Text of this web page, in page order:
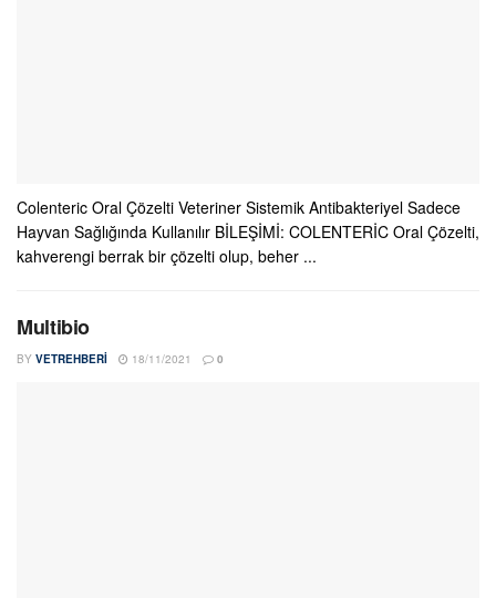
Colenteric Oral Çözelti Veteriner Sistemik Antibakteriyel Sadece
Hayvan Sağlığında Kullanılır BİLEŞİMİ: COLENTERİC Oral Çözelti,
kahverengi berrak bir çözelti olup, beher ...
Multibio
BY VETREHBERI 18/11/2021 0